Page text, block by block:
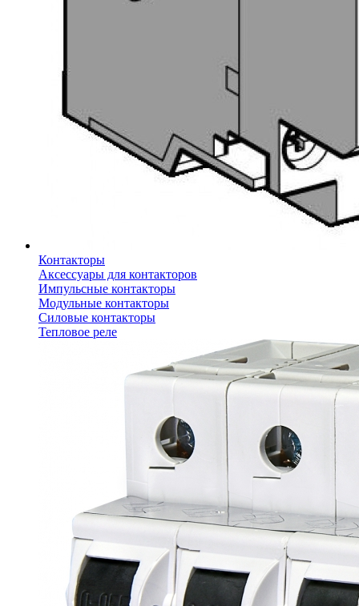
Контакторы
Аксессуары для контакторов
Импульсные контакторы
Модульные контакторы
Силовые контакторы
Тепловое реле